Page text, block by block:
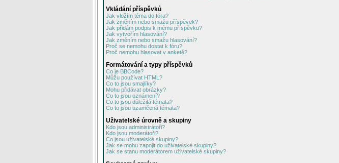
Vkládání příspěvků
Jak vložím téma do fóra?
Jak změním nebo smažu příspěvek?
Jak přidám podpis k mému příspěvku?
Jak vytvořím hlasování?
Jak změním nebo smažu hlasování?
Proč se nemohu dostat k fóru?
Proč nemohu hlasovat v anketě?
Formátování a typy příspěvků
Co je BBCode?
Můžu používat HTML?
Co to jsou smajlíky?
Mohu přidávat obrázky?
Co to jsou oznámení?
Co to jsou důležitá témata?
Co to jsou uzamčená témata?
Uživatelské úrovně a skupiny
Kdo jsou administrátoři?
Kdo jsou moderátoři?
Co jsou uživatelské skupiny?
Jak se mohu zapojit do uživatelské skupiny?
Jak se stanu moderátorem uživatelské skupiny?